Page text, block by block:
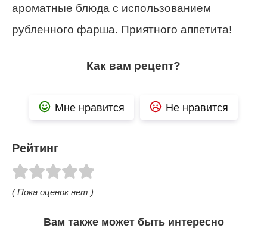
ароматные блюда с использованием
рубленного фарша. Приятного аппетита!
Как вам рецепт?
Мне нравится Не нравится
Рейтинг
( Пока оценок нет )
Вам также может быть интересно